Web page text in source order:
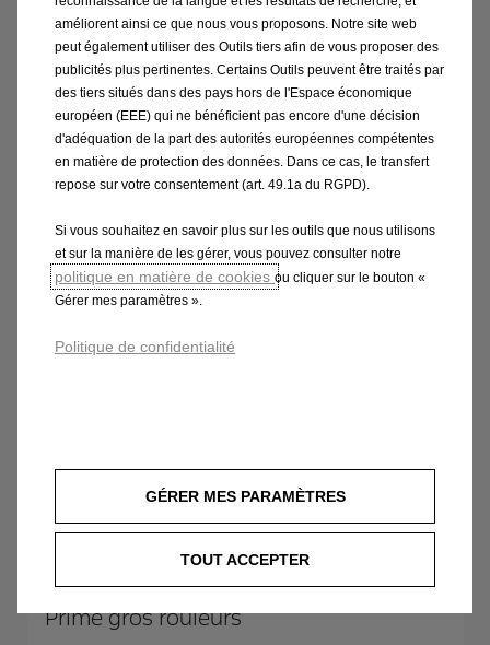
Complétez le formulaire et laissez nos experts vous
accompagner vers la solution la plus avantageuse.
Faites le point gratuitement
Les aides dédiées aux
de différents dispositifs :​
Prime gros rouleurs
améliorent ainsi ce que nous vous proposons. Notre site web
peut également utiliser des Outils tiers afin de vous proposer des
publicités plus pertinentes. Certains Outils peuvent être traités par
des tiers situés dans des pays hors de l'Espace économique
européen (EEE) qui ne bénéficient pas encore d'une décision
d'adéquation de la part des autorités européennes compétentes
en matière de protection des données. Dans ce cas, le transfert
repose sur votre consentement (art. 49.1a du RGPD).
Si vous souhaitez en savoir plus sur les outils que nous utilisons
et sur la manière de les gérer, vous pouvez consulter notre
politique en matière de cookies ou cliquer sur le bouton «
Gérer mes paramètres ».
Politique de confidentialité
GÉRER MES PARAMÈTRES
TOUT ACCEPTER